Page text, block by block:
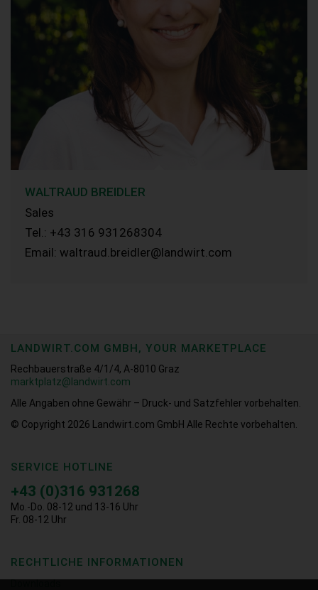
WALTRAUD BREIDLER
Sales
Tel.: +43 316 931268304
Email: waltraud.breidler@landwirt.com
LANDWIRT.COM GMBH, YOUR MARKETPLACE
Rechbauerstraße 4/1/4, A-8010 Graz
marktplatz@landwirt.com
Alle Angaben ohne Gewähr – Druck- und Satzfehler vorbehalten.
© Copyright 2026
Landwirt.com GmbH Alle Rechte vorbehalten.
SERVICE HOTLINE
+43 (0)316 931268
Mo.-Do. 08-12 und 13-16 Uhr
Fr. 08-12 Uhr
RECHTLICHE INFORMATIONEN